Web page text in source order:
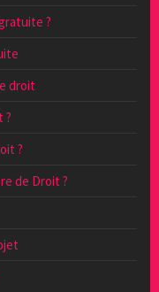
?
droit
?
?
de Droit ?